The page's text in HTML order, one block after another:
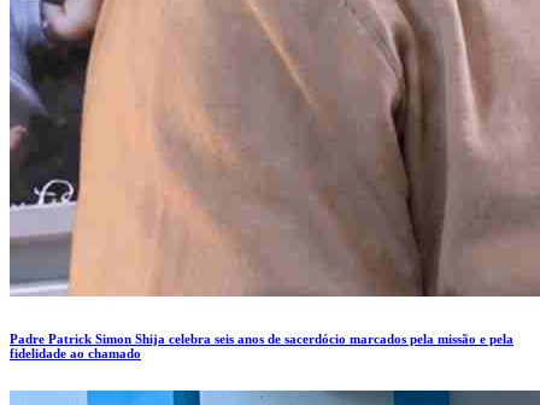
Padre Patrick Simon Shija celebra seis anos de sacerdócio marcados pela missão e pela
fidelidade ao chamado